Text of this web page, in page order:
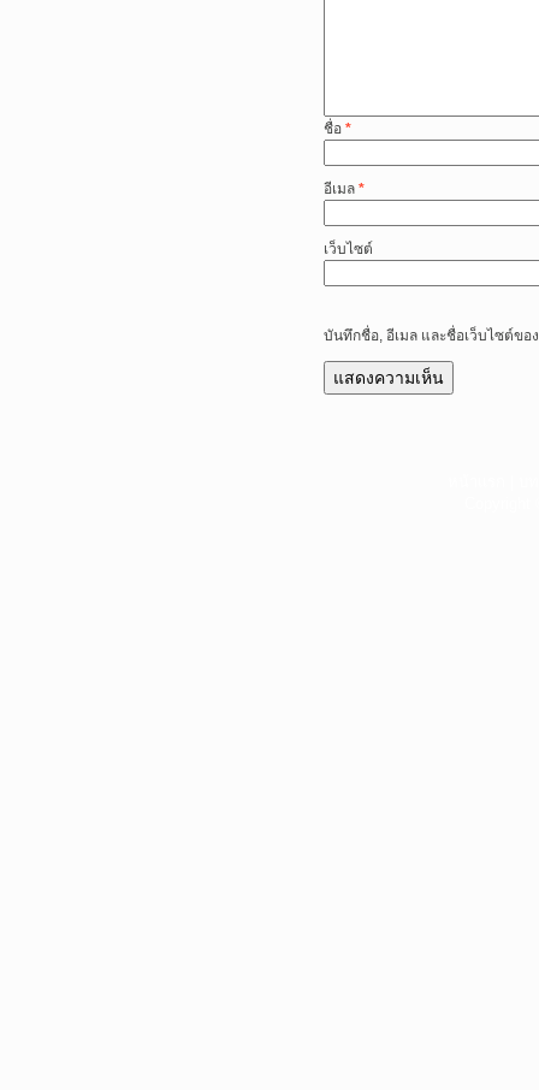
ชื่อ *
อีเมล *
เว็บไซต์
บันทึกชื่อ, อีเมล และชื่อเว็บไซต์ขอ